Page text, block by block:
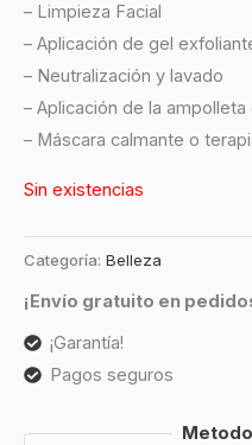
– Limpieza Facial
– Aplicación de gel
– Neutralización y lavado
– Aplicación de la
– Máscara calmante o
Sin existencias
Categoría: Belleza
¡Envío gratuito en
¡Garantía!
Pagos seguros